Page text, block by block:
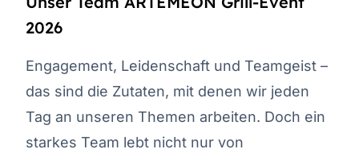
2026
Engagement, Leidenschaft und Teamgeist –
das sind die Zutaten, mit denen wir jeden
Tag an unseren Themen arbeiten. Doch ein
starkes Team lebt nicht nur von